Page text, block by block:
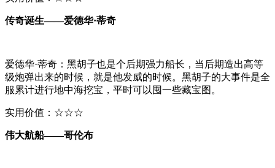
传奇诞生——爱德华·蒂奇
爱德华·蒂奇：黑胡子也是个后期强力船长，当后期造出高等
级炮弹出来的时候，就是他发威的时候。黑胡子的大事件是全
服累计进行地中海挖宝，平时可以囤一些藏宝图。
实用价值：☆☆☆
伟大航船——哥伦布